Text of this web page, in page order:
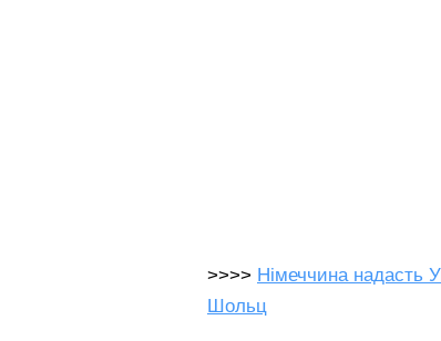
>>>> Німеччина надасть
Шольц